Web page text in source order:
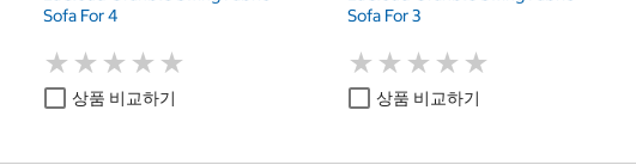
Sofa For 4
★ ★ ★ ★ ★
★ ★ ★ ★ ★
상품 비교하기
Sofa For 3
★ ★ ★ ★ ★
★ ★ ★ ★ ★
상품 비교하기